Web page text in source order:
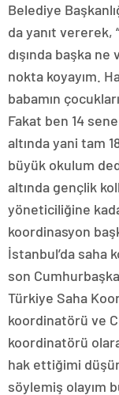
Belediye
da yanıt vererek,
dışında başka
nokta koyayım.
babamın
Fakat ben 14
altında yani tam
büyük okulum
altında gençlik
yöneticiliğine
koordinasyon
İstanbul’da saha
son
Türkiye Saha
koordinatörü ve
koordinatörü
hak ettiğimi
söylemiş olayım